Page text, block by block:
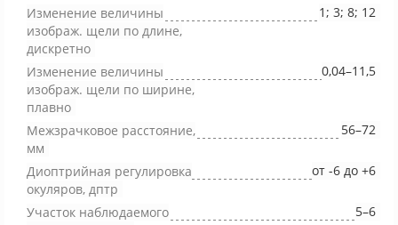
Изменение величины
изображ. щели по длине,
дискретно
1; 3; 8; 12
Изменение величины
изображ. щели по ширине,
плавно
0,04–11,5
Межзрачковое расстояние,
мм
56–72
Диоптрийная регулировка
окуляров, дптр
от -6 до +6
Участок наблюдаемого
5–6